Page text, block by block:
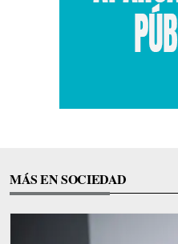
MÁS EN SOCIEDAD